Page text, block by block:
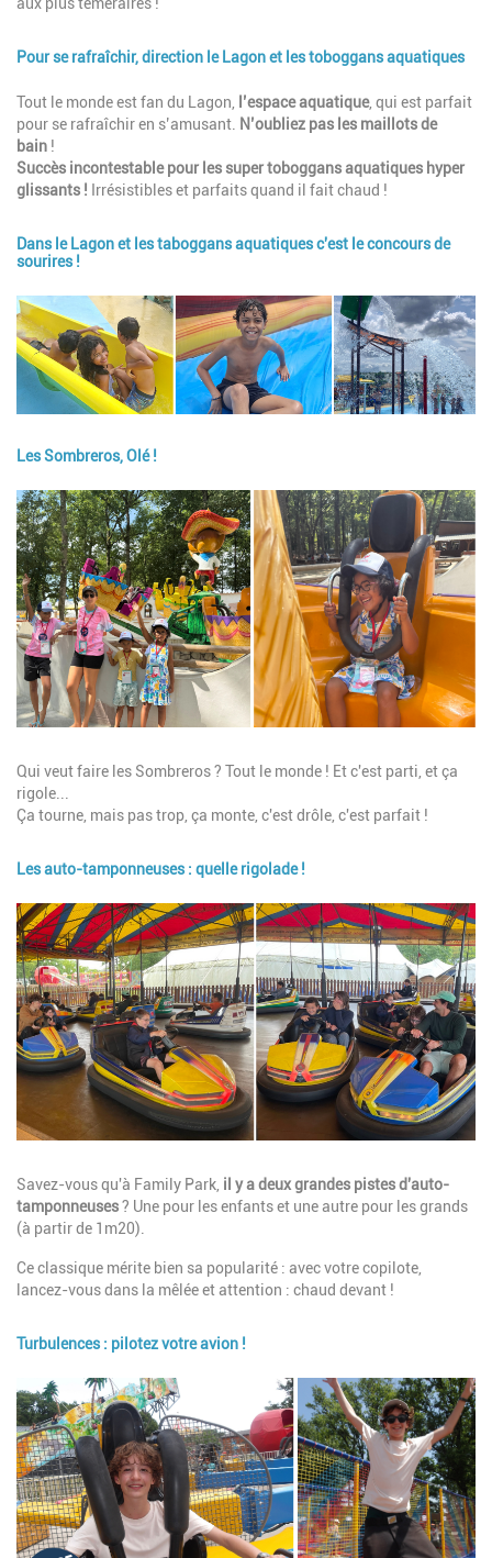
Pour se rafraîchir, direction le Lagon et les toboggans aquatiques
Description
Tout le monde est fan du Lagon, l’espace aquatique, qui est parfait
pour se rafraîchir en s’amusant.
N’oubliez pas les maillots de
bain !
Succès incontestable pour les super toboggans aquatiques hyper
glissants ! Irrésistibles et parfaits quand il fait chaud !
Dans le Lagon et les taboggans aquatiques c'est le concours de
sourires !
Image
Les Sombreros, Olé !
Image
Description
Qui veut faire les Sombreros ? Tout le monde ! Et c'est parti, et ça
rigole...
Ça tourne, mais pas trop, ça monte, c'est drôle, c'est parfait !
Les auto-tamponneuses : quelle rigolade !
Image
Description
Savez-vous qu'à Family Park, il y a deux grandes pistes d'auto-
tamponneuses? Une pour les enfants et une autre pour les grands
(à partir de 1m20).
Ce classique mérite bien sa popularité : avec votre copilote,
lancez-vous dans la mêlée et attention : chaud devant !
Turbulences : pilotez votre avion !
Image